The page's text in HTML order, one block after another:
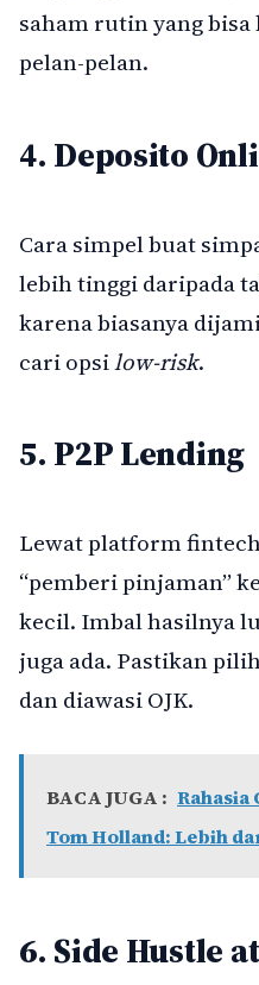
saham rutin yang
pelan-pelan.
4. Deposito
Cara simpel buat
lebih tinggi daripada
karena biasanya
cari opsilow-risk.
5. P2P Lending
Lewat platform
“pemberi pinjaman”
kecil. Imbal hasilnya
juga ada. Pastikan
dan diawasi OJK.
BACA JUGA : Rahasia
Tom Holland: Lebih
6. Side Hustle